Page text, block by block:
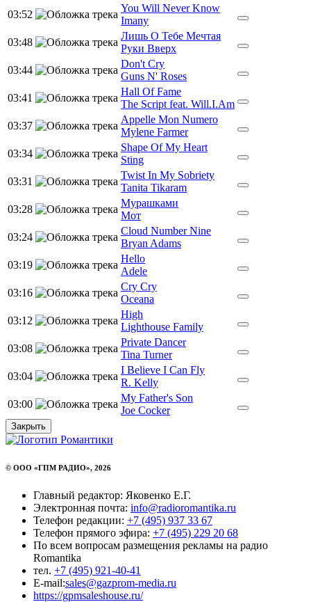
03:52
You Will Never Know
Imany
03:48
Лишь О Тебе Мечтая
Руки Вверх
03:44
Don't Cry
Guns N' Roses
03:41
Hall Of Fame
The Script feat. Will.I.Am
03:37
Appelle Mon Numero
Mylene Farmer
03:34
Shape Of My Heart
Sting
03:31
Twist In My Sobriety
Tanita Tikaram
03:28
Мурашками
Мот
03:24
Cloud Number Nine
Bryan Adams
03:19
Hello
Adele
03:16
Cry Cry
Oceana
03:12
High
Lighthouse Family
03:08
Private Dancer
Tina Turner
03:04
I Believe I Can Fly
R. Kelly
03:00
My Father's Son
Joe Cocker
Закрыть
© ООО «ГПМ РАДИО», 2026
Главный редактор: Яковенко Е.Г.
Электронная почта: info@radioromantika.ru
Телефон редакции: +7 (495) 937 33 67
Телефон прямого эфира: +7 (495) 229 20 68
По всем вопросам размещения рекламы на радио
Romantika
тел. +7 (495) 921-40-41
E-mail:sales@gazprom-media.ru
https://gpmsaleshouse.ru/